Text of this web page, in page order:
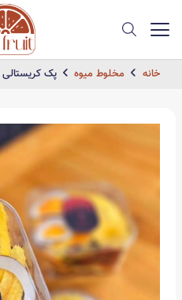
خانه مخلوط میوه پک